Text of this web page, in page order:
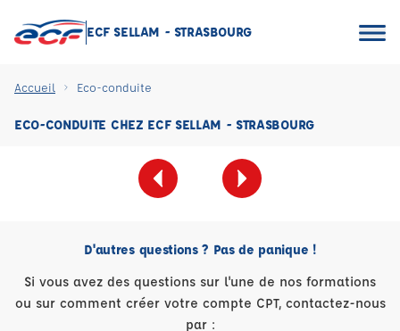
ECF SELLAM - STRASBOURG
Accueil Eco-conduite
ECO-CONDUITE CHEZ ECF SELLAM - STRASBOURG
D'autres questions ? Pas de panique !
Si vous avez des questions sur l'une de nos formations
ou sur comment créer votre compte CPT, contactez-nous
par :